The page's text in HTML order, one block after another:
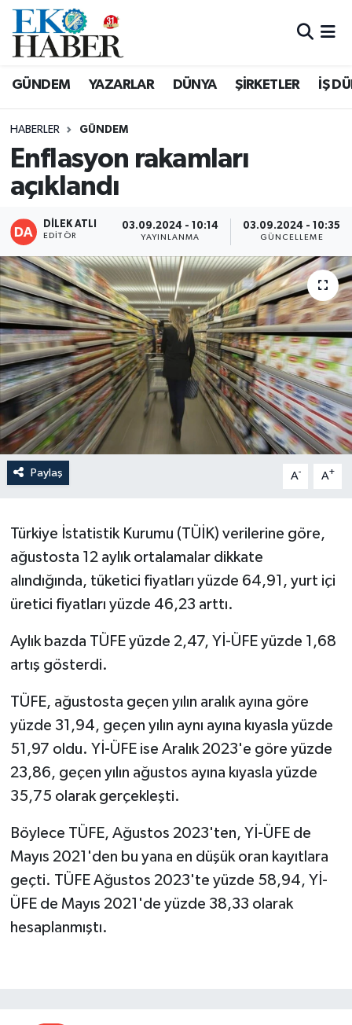
GÜNDEM YAZARLAR DÜNYA ŞİRKETLER İŞ
HABERLER GÜNDEM
Enflasyon rakamları
açıklandı
DİLEK ATLI
EDITÖR
03.09.2024 - 10:14
YAYINLANMA
03.09.2024 - 10:35
GÜNCELLEME
Paylaş A- A+
Türkiye İstatistik Kurumu (TÜİK) verilerine göre,
ağustosta 12 aylık ortalamalar dikkate
alındığında, tüketici fiyatları yüzde 64,91, yurt içi
üretici fiyatları yüzde 46,23 arttı.
Aylık bazda TÜFE yüzde 2,47, Yİ-ÜFE yüzde 1,68
artış gösterdi.
TÜFE, ağustosta geçen yılın aralık ayına göre
yüzde 31,94, geçen yılın aynı ayına kıyasla yüzde
51,97 oldu. Yİ-ÜFE ise Aralık 2023'e göre yüzde
23,86, geçen yılın ağustos ayına kıyasla yüzde
35,75 olarak gerçekleşti.
Böylece TÜFE, Ağustos 2023'ten, Yİ-ÜFE de
Mayıs 2021'den bu yana en düşük oran kayıtlara
geçti. TÜFE Ağustos 2023'te yüzde 58,94, Yİ-
ÜFE de Mayıs 2021'de yüzde 38,33 olarak
hesaplanmıştı.
Hava Durumu
Tüm Manşetler
Son Dakika Haberleri
Haber Arşivi